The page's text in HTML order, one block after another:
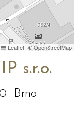
Leaflet | ©OpenStreetMap
s.r.o.
Brno